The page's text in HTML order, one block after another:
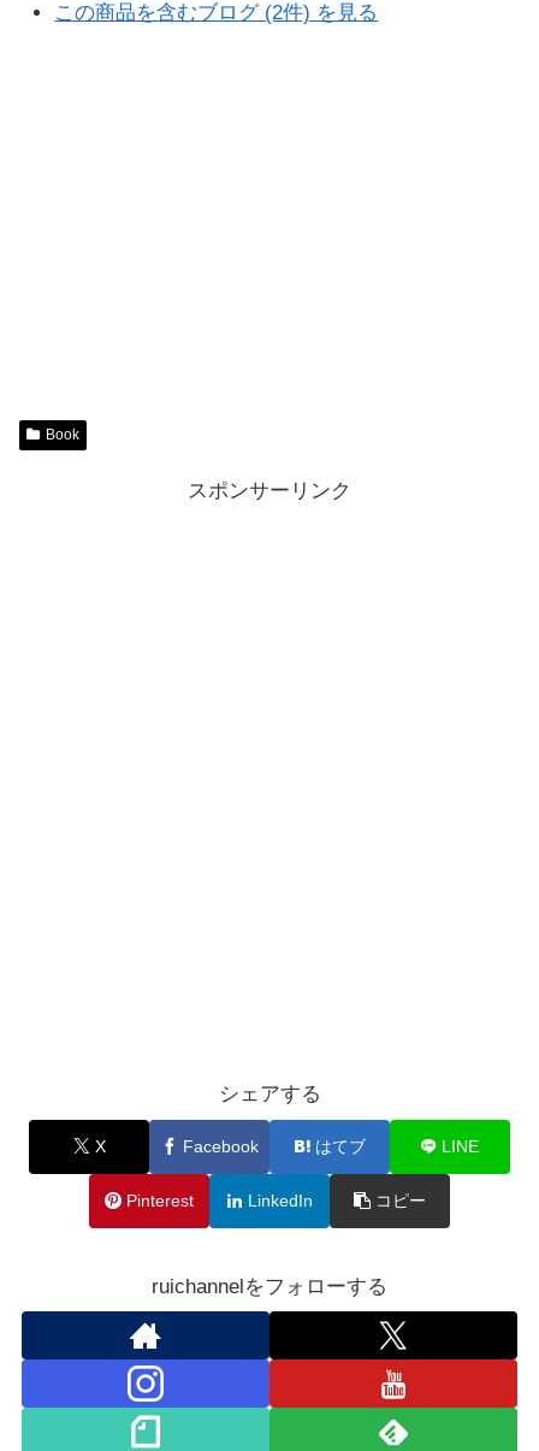
この商品を含むブログ (2件) を見る
Book
スポンサーリンク
シェアする
X Facebook はてブ LINE
Pinterest LinkedIn コピー
ruichannelをフォローする